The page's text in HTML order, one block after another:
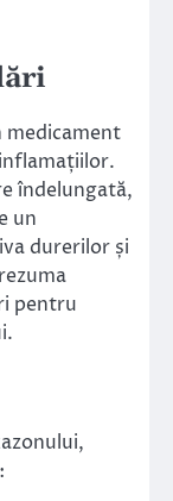
medicament
îndelungată,
un
durerilor și
pentru